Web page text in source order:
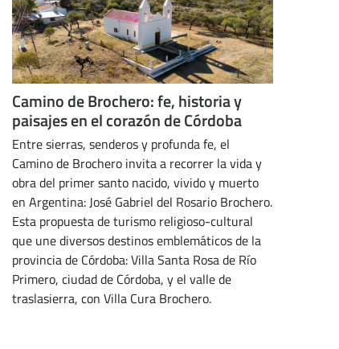
Camino de Brochero: fe, historia y
paisajes en el corazón de Córdoba
Entre sierras, senderos y profunda fe, el
Camino de Brochero invita a recorrer la vida y
obra del primer santo nacido, vivido y muerto
en Argentina: José Gabriel del Rosario Brochero.
Esta propuesta de turismo religioso-cultural
que une diversos destinos emblemáticos de la
provincia de Córdoba: Villa Santa Rosa de Río
Primero, ciudad de Córdoba, y el valle de
traslasierra, con Villa Cura Brochero.